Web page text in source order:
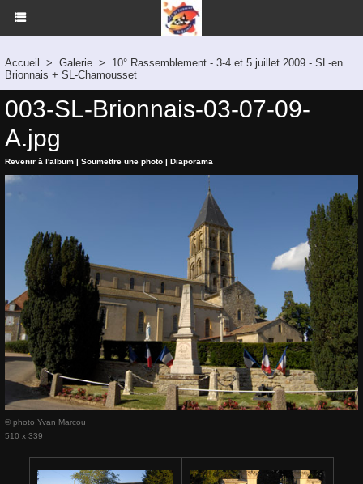
Accueil > Galerie >
10° Rassemblement - 3-4 et 5 juillet 2009 - SL-en
Brionnais + SL-Chamousset
003-SL-Brionnais-03-07-09-
A.jpg
Revenir à l'album | Soumettre une photo | Diaporama
© photo Yvan Marcou
510 x 339